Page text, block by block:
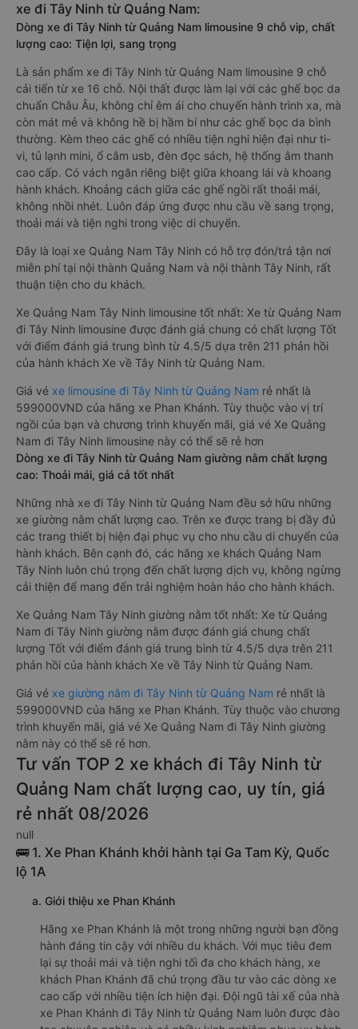
xe đi Tây Ninh từ Quảng Nam:
Dòng xe đi Tây Ninh từ Quảng Nam limousine 9 chỗ vip, chất
lượng cao: Tiện lợi, sang trọng
Là sản phẩm xe đi Tây Ninh từ Quảng Nam limousine 9 chỗ
cải tiến từ xe 16 chỗ. Nội thất được làm lại với các ghế bọc da
chuẩn Châu Âu, không chỉ êm ái cho chuyến hành trình xa, mà
còn mát mẻ và không hề bị hầm bí như các ghế bọc da bình
thường. Kèm theo các ghế có nhiều tiện nghi hiện đại như ti-
vi, tủ lạnh mini, ổ cắm usb, đèn đọc sách, hệ thống âm thanh
cao cấp. Có vách ngăn riêng biệt giữa khoang lái và khoang
hành khách. Khoảng cách giữa các ghế ngồi rất thoải mái,
không nhồi nhét. Luôn đáp ứng được nhu cầu về sang trọng,
thoải mái và tiện nghi trong việc di chuyển.
Đây là loại xe Quảng Nam Tây Ninh có hỗ trợ đón/trả tận nơi
miễn phí tại nội thành Quảng Nam và nội thành Tây Ninh, rất
thuận tiện cho du khách.
Xe Quảng Nam Tây Ninh limousine tốt nhất: Xe từ Quảng Nam
đi Tây Ninh limousine được đánh giá chung có chất lượng Tốt
với điểm đánh giá trung bình từ 4.5/5 dựa trên 211 phản hồi
của hành khách Xe về Tây Ninh từ Quảng Nam.
Giá vé xe limousine đi Tây Ninh từ Quảng Nam rẻ nhất là
599000VND của hãng xe Phan Khánh. Tùy thuộc vào vị trí
ngồi của bạn và chương trình khuyến mãi, giá vé Xe Quảng
Nam đi Tây Ninh limousine này có thể sẽ rẻ hơn
Dòng xe đi Tây Ninh từ Quảng Nam giường nằm chất lượng
cao: Thoải mái, giá cả tốt nhất
Những nhà xe đi Tây Ninh từ Quảng Nam đều sở hữu những
xe giường nằm chất lượng cao. Trên xe được trang bị đầy đủ
các trang thiết bị hiện đại phục vụ cho nhu cầu di chuyển của
hành khách. Bên cạnh đó, các hãng xe khách Quảng Nam
Tây Ninh luôn chú trọng đến chất lượng dịch vụ, không ngừng
cải thiện để mang đến trải nghiệm hoàn hảo cho hành khách.
Xe Quảng Nam Tây Ninh giường nằm tốt nhất: Xe từ Quảng
Nam đi Tây Ninh giường nằm được đánh giá chung chất
lượng Tốt với điểm đánh giá trung bình từ 4.5/5 dựa trên 211
phản hồi của hành khách Xe về Tây Ninh từ Quảng Nam.
Giá vé xe giường nằm đi Tây Ninh từ Quảng Nam rẻ nhất là
599000VND của hãng xe Phan Khánh. Tùy thuộc vào chương
trình khuyến mãi, giá vé Xe Quảng Nam đi Tây Ninh giường
nằm này có thể sẽ rẻ hơn.
Tư vấn TOP 2 xe khách đi Tây Ninh từ
Quảng Nam chất lượng cao, uy tín, giá
rẻ nhất 08/2026
null
🚌 1. Xe Phan Khánh khởi hành tại Ga Tam Kỳ, Quốc
lộ 1A
a. Giới thiệu xe Phan Khánh
Hãng xe Phan Khánh là một trong những người bạn đồng
hành đáng tin cậy với nhiều du khách. Với mục tiêu đem
lại sự thoải mái và tiện nghi tối đa cho khách hàng, xe
khách Phan Khánh đã chú trọng đầu tư vào các dòng xe
cao cấp với nhiều tiện ích hiện đại. Đội ngũ tài xế của nhà
xe Phan Khánh đi Tây Ninh từ Quảng Nam luôn được đào